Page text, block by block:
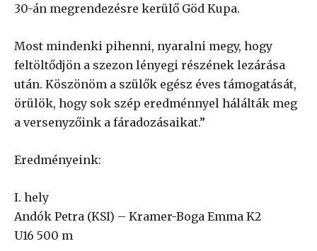
30-án megrendezésre kerülő Göd Kupa.
Most mindenki pihenni, nyaralni megy, hogy
feltöltődjön a szezon lényegi részének lezárása
után. Köszönöm a szülők egész éves támogatását,
örülök, hogy sok szép eredménnyel hálálták meg
a versenyzőink a fáradozásaikat.”
Eredményeink:
I. hely
Andók Petra (KSI) – Kramer-Boga Emma K2
U16 500 m